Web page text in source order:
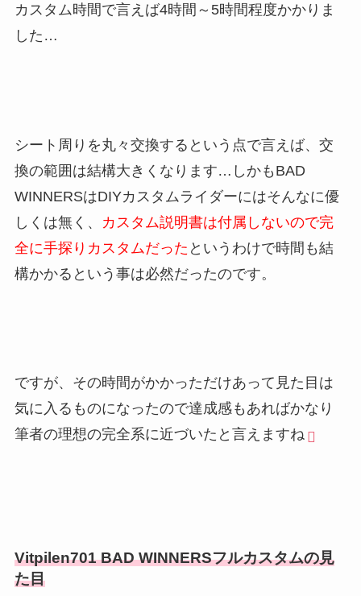
カスタム時間で言えば4時間～5時間程度かかりま
した…
シート周りを丸々交換するという点で言えば、交
換の範囲は結構大きくなります…しかもBAD
WINNERSはDIYカスタムライダーにはそんなに優
しくは無く、
カスタム説明書は付属しないので完
全に手探りカスタムだった というわけで時間も結
構かかるという事は必然だったのです。
ですが、その時間がかかっただけあって見た目は
気に入るものになったので達成感もあればかなり
筆者の理想の完全系に近づいたと言えますね
Vitpilen701 BAD WINNERSフルカスタムの見
た目